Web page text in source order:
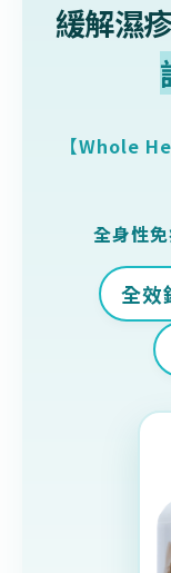
緩解濕
【Whole
全身性
全效